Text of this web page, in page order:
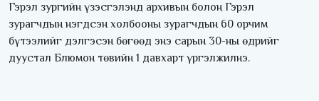
Гэрэл зургийн үзэсгэлэнд архивын болон Гэрэл
зурагчдын нэгдсэн холбооны зурагчдын 60 орчим
бүтээлийг дэлгэсэн бөгөөд энэ сарын 30-ны өдрийг
дуустал Блюмон төвийн 1 давхарт үргэлжилнэ.